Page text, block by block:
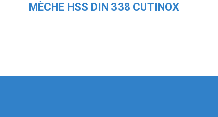
MÈCHE HSS DIN 338 CUTINOX